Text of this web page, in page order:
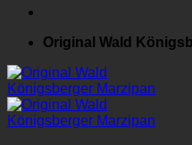
Original Wald